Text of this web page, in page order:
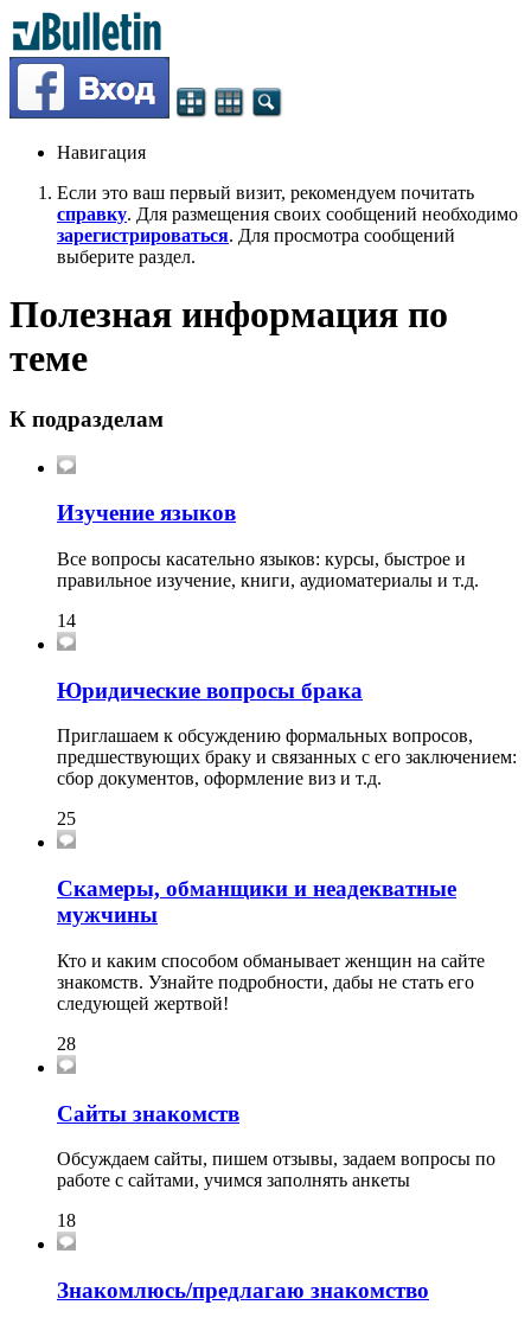
Навигация
Если это ваш первый визит, рекомендуем почитать
справку. Для размещения своих сообщений необходимо
зарегистрироваться. Для просмотра сообщений
выберите раздел.
Полезная информация по
теме
К подразделам
Изучение языков
Все вопросы касательно языков: курсы, быстрое и
правильное изучение, книги, аудиоматериалы и т.д.
14
Юридические вопросы брака
Приглашаем к обсуждению формальных вопросов,
предшествующих браку и связанных с его заключением:
сбор документов, оформление виз и т.д.
25
Скамеры, обманщики и неадекватные
мужчины
Кто и каким способом обманывает женщин на сайте
знакомств. Узнайте подробности, дабы не стать его
следующей жертвой!
28
Сайты знакомств
Обсуждаем сайты, пишем отзывы, задаем вопросы по
работе с сайтами, учимся заполнять анкеты
18
Знакомлюсь/предлагаю знакомство